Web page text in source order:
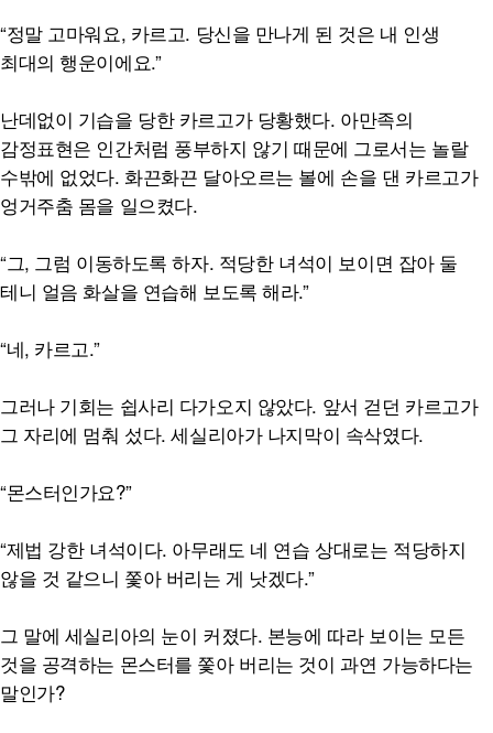
“정말 고마워요, 카르고. 당신을 만나게 된 것은 내 인생
최대의 행운이에요.”
난데없이 기습을 당한 카르고가 당황했다. 아만족의
감정표현은 인간처럼 풍부하지 않기 때문에 그로서는 놀랄
수밖에 없었다. 화끈화끈 달아오르는 볼에 손을 댄 카르고가
엉거주춤 몸을 일으켰다.
“그, 그럼 이동하도록 하자. 적당한 녀석이 보이면 잡아 둘
테니 얼음 화살을 연습해 보도록 해라.”
“네, 카르고.”
그러나 기회는 쉽사리 다가오지 않았다. 앞서 걷던 카르고가
그 자리에 멈춰 섰다. 세실리아가 나지막이 속삭였다.
“몬스터인가요?”
“제법 강한 녀석이다. 아무래도 네 연습 상대로는 적당하지
않을 것 같으니 쫓아 버리는 게 낫겠다.”
그 말에 세실리아의 눈이 커졌다. 본능에 따라 보이는 모든
것을 공격하는 몬스터를 쫓아 버리는 것이 과연 가능하다는
말인가?